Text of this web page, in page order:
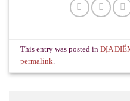
This entry was posted inĐỊA
permalink.